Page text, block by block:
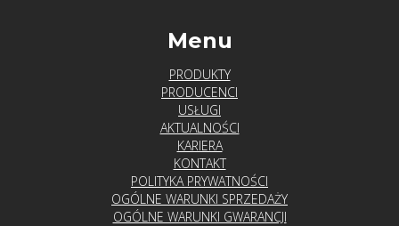
Menu
PRODUKTY
PRODUCENCI
USŁUGI
AKTUALNOŚCI
KARIERA
KONTAKT
POLITYKA PRYWATNOŚCI
OGÓLNE WARUNKI SPRZEDAŻY
OGÓLNE WARUNKI GWARANCJI